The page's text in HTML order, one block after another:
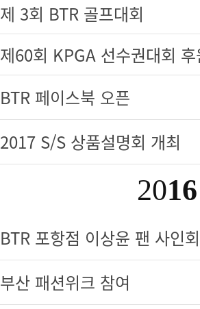
제 3회 BTR 골프대회
제60회 KPGA 선수권대회
BTR 페이스북 오픈
2017 S/S 상품설명회 개최
2016
BTR 포항점 이상윤 팬 사인회
부산 패션위크 참여